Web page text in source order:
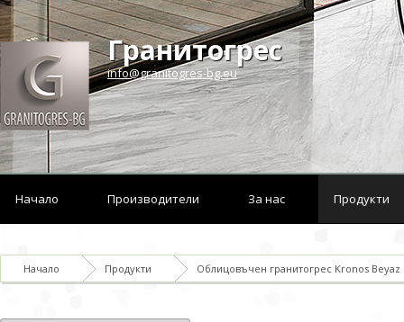
Гранитогрес
info@granitogres-bg.eu
Начало Производители За нас Продукти
Начало Продукти Облицовъчен гранитогрес Kronos Beyaz